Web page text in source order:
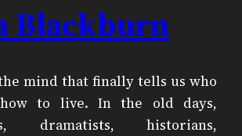
Blackburn
mind that finally tells us who
to live. In the old days,
dramatists, historians,